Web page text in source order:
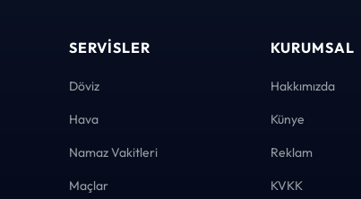
SERVISLER
Döviz
Hava
Namaz Vakitleri
Maçlar
KURUMSAL
Hakkımızda
Künye
Reklam
KVKK